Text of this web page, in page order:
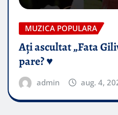
MUZICA POPULARA
Ați ascultat „Fata
pare? ♥️
admin aug. 4,